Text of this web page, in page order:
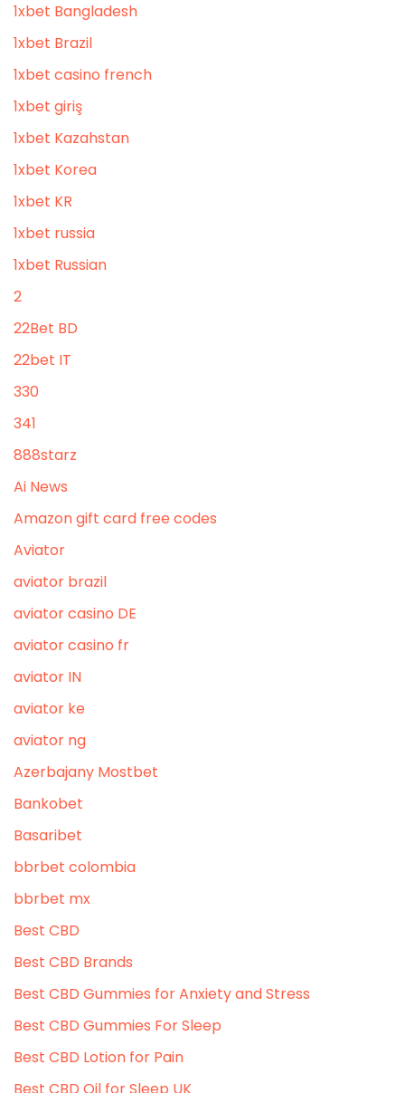
1xbet Bangladesh
1xbet Brazil
1xbet casino french
1xbet giriş
1xbet Kazahstan
1xbet Korea
1xbet KR
1xbet russia
1xbet Russian
2
22Bet BD
22bet IT
330
341
888starz
Ai News
Amazon gift card free codes
Aviator
aviator brazil
aviator casino DE
aviator casino fr
aviator IN
aviator ke
aviator ng
Azerbajany Mostbet
Bankobet
Basaribet
bbrbet colombia
bbrbet mx
Best CBD
Best CBD Brands
Best CBD Gummies for Anxiety and Stress
Best CBD Gummies For Sleep
Best CBD Lotion for Pain